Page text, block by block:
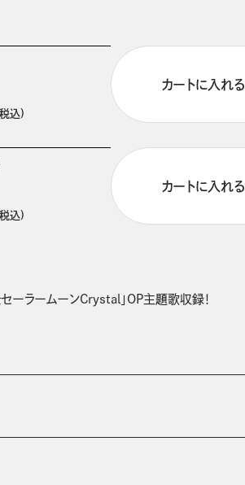
込)
カートに入れる
込)
カートに入れる
ーラームーンCrystal」OP主題歌収録！